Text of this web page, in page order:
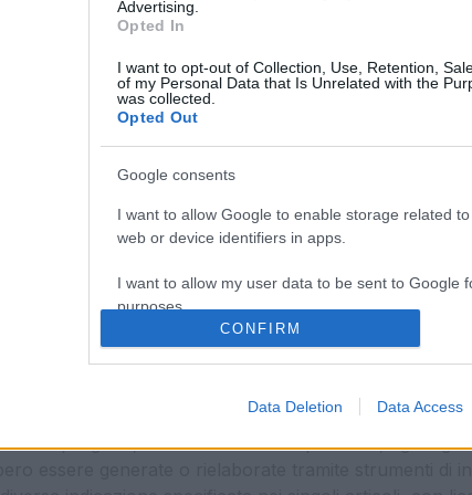
Advertising.
Opted In
I want to opt-out of Collection, Use, Retention,
of my Personal Data that Is Unrelated with the
was collected.
Opted Out
Google consents
I want to allow Google to enable storage related
web or device identifiers in apps.
I want to allow my user data to be sent to Google
purposes.
I want to allow Google to send me personalized
I want to allow Google to enable storage related
CONFIRM
Data Deletion Data Access
La Cronaca
aggiornato senza un calendario fisso o una
al progetto, in base alla loro disponibilità, agli